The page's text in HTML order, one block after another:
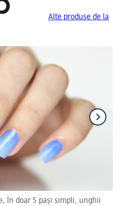
Alte produse de la
în doar 5 pași simpli, unghii